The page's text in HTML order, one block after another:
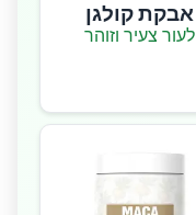
אבקת קולגן
לעור צעיר וזוהר